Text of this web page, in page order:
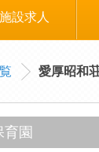
設求人
愛厚昭和
園